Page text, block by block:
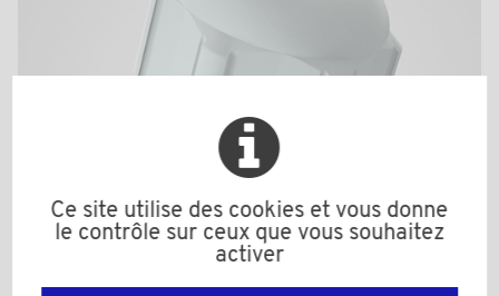
Ce site utilise des cookies et vous donne
le contrôle sur ceux que vous souhaitez
activer